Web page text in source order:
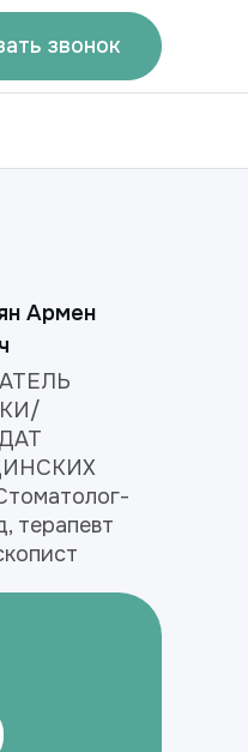
звонок
Армен
терапевт